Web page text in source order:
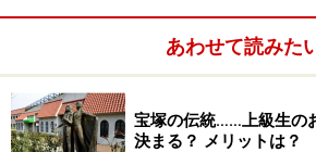
あわせて読みた
宝塚の伝統……上級生の
決まる？ メリットは？